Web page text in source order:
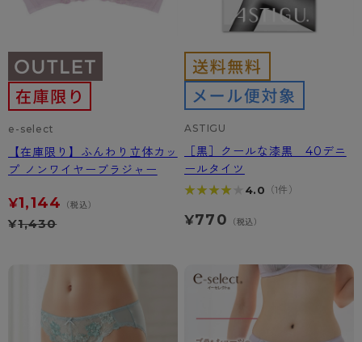
e-select
【在庫限り】ふんわり立体カッ
プ ノンワイヤーブラジャー
¥1,144 （税込）
¥1,430
ASTIGU
［黒］クールな漆黒 40デニ
ールタイツ
★★★★★
★★★★★ 4.0 （1件）
¥770 （税込）